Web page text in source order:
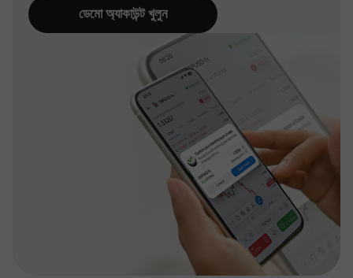
ডেমো অ্যাকাউন্ট খুলুন